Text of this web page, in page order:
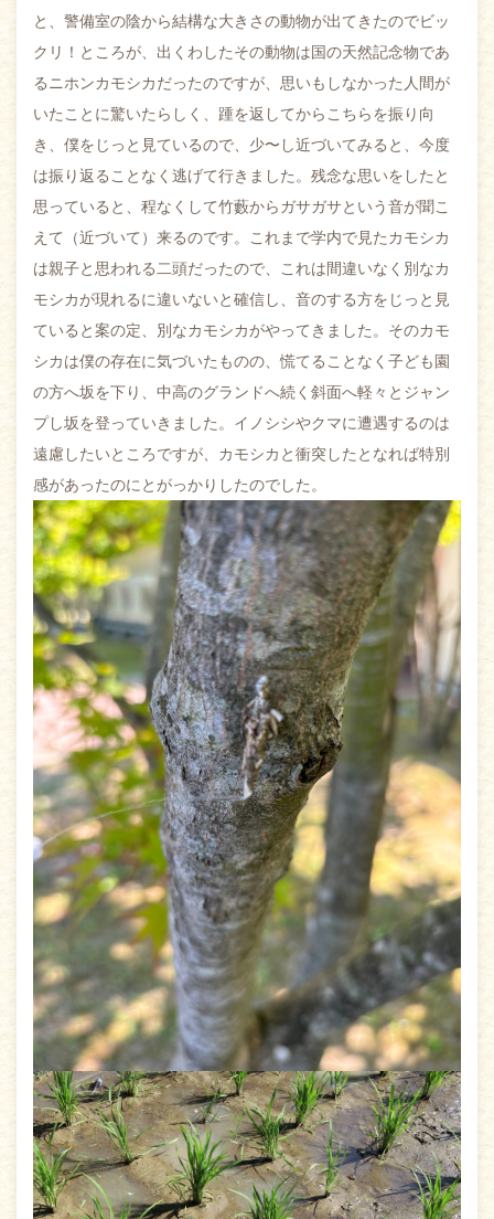
と、警備室の陰から結構な大きさの動物が出てきたのでビッ
クリ！ところが、出くわしたその動物は国の天然記念物であ
るニホンカモシカだったのですが、思いもしなかった人間が
いたことに驚いたらしく、踵を返してからこちらを振り向
き、僕をじっと見ているので、少〜し近づいてみると、今度
は振り返ることなく逃げて行きました。残念な思いをしたと
思っていると、程なくして竹藪からガサガサという音が聞こ
えて（近づいて）来るのです。これまで学内で見たカモシカ
は親子と思われる二頭だったので、これは間違いなく別なカ
モシカが現れるに違いないと確信し、音のする方をじっと見
ていると案の定、別なカモシカがやってきました。そのカモ
シカは僕の存在に気づいたものの、慌てることなく子ども園
の方へ坂を下り、中高のグランドへ続く斜面へ軽々とジャン
プし坂を登っていきました。イノシシやクマに遭遇するのは
遠慮したいところですが、カモシカと衝突したとなれば特別
感があったのにとがっかりしたのでした。